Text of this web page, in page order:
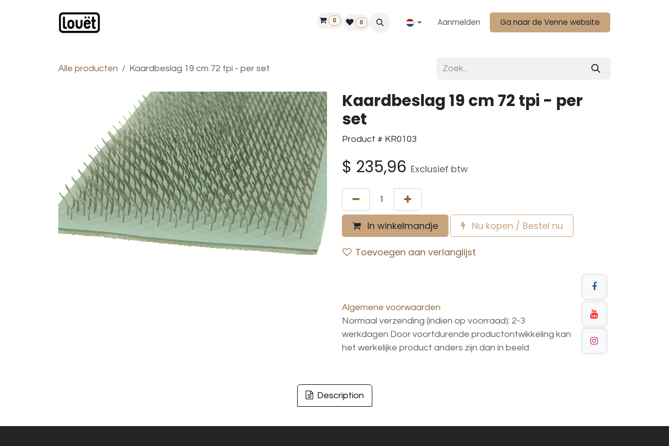
Vind een dealer
0 0 Aanmelden Ga naar de Venne website
Alle producten Kaardbeslag 19 cm 72 tpi - per set
Kaardbeslag 19 cm 72 tpi - per
set
Product # KR0103
$ 235,96 Exclusief btw
In winkelmandje Nu kopen / Bestel nu
Toevoegen aan verlanglijst
Algemene voorwaarden
Normaal verzending (indien op voorraad): 2-3
werkdagen Door voortdurende productontwikkeling kan
het werkelijke product anders zijn dan in beeld
Description